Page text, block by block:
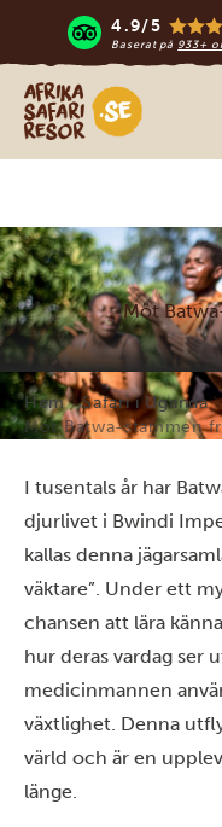
4.9/5
Baserat på 933+
Safari-resor i Afrika
Möt
Hem Safari i Uganda
Möt Batwa-stammen
I tusentals år har
djurlivet i Bwindi
kallas denna
väktare”. Under ett
chansen att lära
hur deras vardag ser
medicinmannen
växtlighet. Denna
värld och är en
länge.